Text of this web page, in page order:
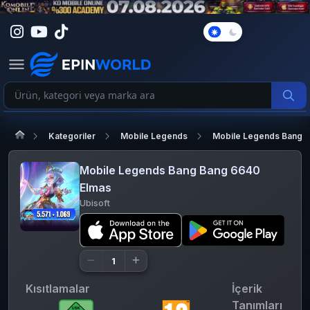
Kategoriler Mobile Legends Mobile Legends Bang
Mobile Legends Bang Bang 6640
Elmas
Ubisoft
Kısıtlamalar
İçerik
Tanımları